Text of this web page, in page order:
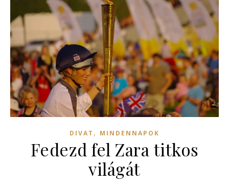
DIVAT , MINDENNAPOK
Fedezd fel Zara titkos
világát